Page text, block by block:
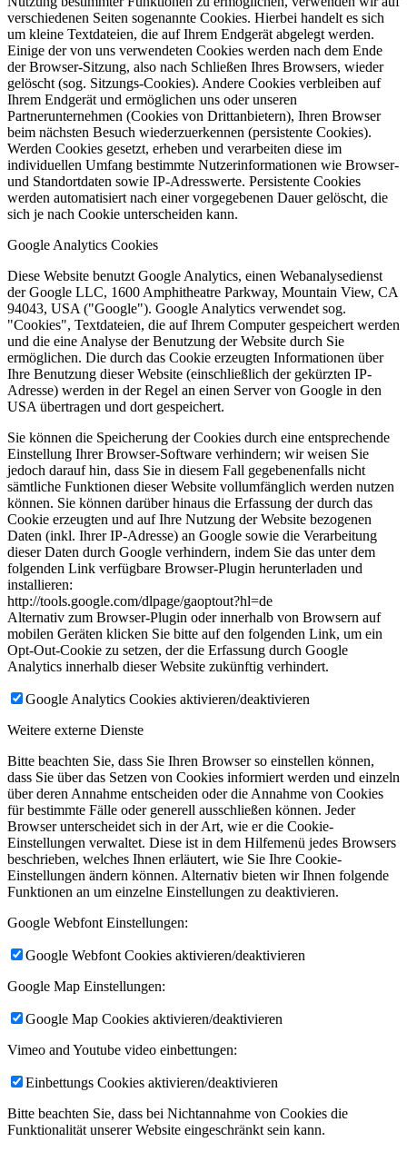
verschiedenen Seiten sogenannte Cookies. Hierbei handelt es sich
um kleine Textdateien, die auf Ihrem Endgerät abgelegt werden.
Einige der von uns verwendeten Cookies werden nach dem Ende
der Browser-Sitzung, also nach Schließen Ihres Browsers, wieder
gelöscht (sog. Sitzungs-Cookies). Andere Cookies verbleiben auf
Ihrem Endgerät und ermöglichen uns oder unseren
Partnerunternehmen (Cookies von Drittanbietern), Ihren Browser
beim nächsten Besuch wiederzuerkennen (persistente Cookies).
Werden Cookies gesetzt, erheben und verarbeiten diese im
individuellen Umfang bestimmte Nutzerinformationen wie Browser-
und Standortdaten sowie IP-Adresswerte. Persistente Cookies
werden automatisiert nach einer vorgegebenen Dauer gelöscht, die
sich je nach Cookie unterscheiden kann.
Google Analytics Cookies
Diese Website benutzt Google Analytics, einen Webanalysedienst
der Google LLC, 1600 Amphitheatre Parkway, Mountain View, CA
94043, USA ("Google"). Google Analytics verwendet sog.
"Cookies", Textdateien, die auf Ihrem Computer gespeichert werden
und die eine Analyse der Benutzung der Website durch Sie
ermöglichen. Die durch das Cookie erzeugten Informationen über
Ihre Benutzung dieser Website (einschließlich der gekürzten IP-
Adresse) werden in der Regel an einen Server von Google in den
USA übertragen und dort gespeichert.
Sie können die Speicherung der Cookies durch eine entsprechende
Einstellung Ihrer Browser-Software verhindern; wir weisen Sie
jedoch darauf hin, dass Sie in diesem Fall gegebenenfalls nicht
sämtliche Funktionen dieser Website vollumfänglich werden nutzen
können. Sie können darüber hinaus die Erfassung der durch das
Cookie erzeugten und auf Ihre Nutzung der Website bezogenen
Daten (inkl. Ihrer IP-Adresse) an Google sowie die Verarbeitung
dieser Daten durch Google verhindern, indem Sie das unter dem
folgenden Link verfügbare Browser-Plugin herunterladen und
installieren:
http://tools.google.com/dlpage/gaoptout?hl=de
Alternativ zum Browser-Plugin oder innerhalb von Browsern auf
mobilen Geräten klicken Sie bitte auf den folgenden Link, um ein
Opt-Out-Cookie zu setzen, der die Erfassung durch Google
Analytics innerhalb dieser Website zukünftig verhindert.
Google Analytics Cookies aktivieren/deaktivieren
Weitere externe Dienste
Bitte beachten Sie, dass Sie Ihren Browser so einstellen können,
dass Sie über das Setzen von Cookies informiert werden und einzeln
über deren Annahme entscheiden oder die Annahme von Cookies
für bestimmte Fälle oder generell ausschließen können. Jeder
Browser unterscheidet sich in der Art, wie er die Cookie-
Einstellungen verwaltet. Diese ist in dem Hilfemenü jedes Browsers
beschrieben, welches Ihnen erläutert, wie Sie Ihre Cookie-
Einstellungen ändern können. Alternativ bieten wir Ihnen folgende
Funktionen an um einzelne Einstellungen zu deaktivieren.
Google Webfont Einstellungen:
Google Webfont Cookies aktivieren/deaktivieren
Google Map Einstellungen:
Google Map Cookies aktivieren/deaktivieren
Vimeo and Youtube video einbettungen:
Einbettungs Cookies aktivieren/deaktivieren
Bitte beachten Sie, dass bei Nichtannahme von Cookies die
Funktionalität unserer Website eingeschränkt sein kann.